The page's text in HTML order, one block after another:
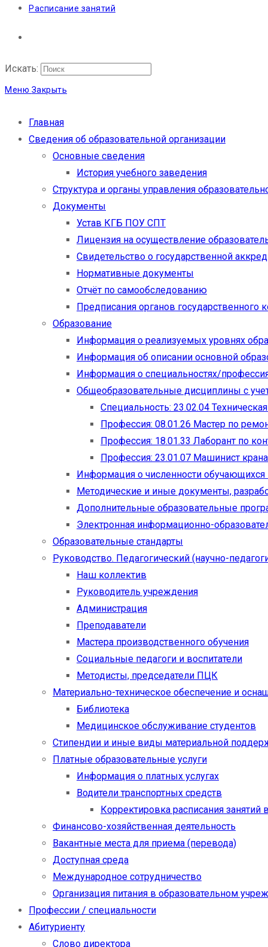
Расписание занятий
Искать:
Меню Закрыть
Главная
Сведения об образовательной организации
Основные сведения
История учебного заведения
Структура и органы управления
Документы
Устав КГБ ПОУ СПТ
Лицензия на осуществление
Свидетельство о государственной
Нормативные документы
Отчёт по самообследованию
Предписания органов государственного
Образование
Информация о реализуемых уровнях
Информация об описании основной
Информация о специальностях/
Общеобразовательные дисциплины с
Специальность: 23.02.04
Профессия: 08.01.26 Мастер по
Профессия: 18.01.33 Лаборант по
Профессия: 23.01.07 Машинист
Информация о численности
Методические и иные документы,
Дополнительные образовательные
Электронная информационно-
Образовательные стандарты
Руководство. Педагогический (научно-
Наш коллектив
Руководитель учреждения
Администрация
Преподаватели
Мастера производственного обучения
Социальные педагоги и воспитатели​
Методисты, председатели ПЦК
Материально-техническое обеспечение и
Библиотека
Медицинское обслуживание студентов
Стипендии и иные виды материальной
Платные образовательные услуги
Информация о платных услугах
Водители транспортных средств
Корректировка расписания занятий
Финансово-хозяйственная деятельность
Вакантные места для приема (перевода)
Доступная среда
Международное сотрудничество
Организация питания в образовательном
Профессии / специальности
Абитуриенту
Слово директора